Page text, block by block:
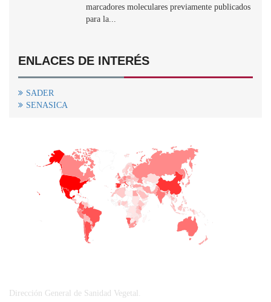
marcadores moleculares previamente publicados
para la...
ENLACES DE INTERÉS
SADER
SENASICA
Dirección General de Sanidad Vegetal.